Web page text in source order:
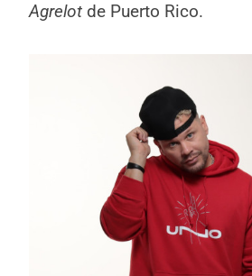
Agrelotde Puerto Rico.